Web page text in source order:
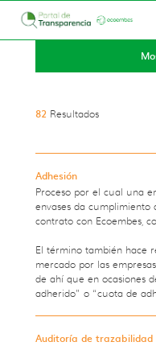
82 Resultados
Adhesión
Proceso por el cual una
envases da
contrato con Ecoembes,
El término también hace
mercado por las
de ahí que en ocasiones
adherido” o “cuota de
Auditoría de trazabilidad